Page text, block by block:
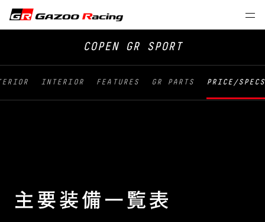
COPEN GR SPORT
INTERIOR FEATURES GR PARTS PRICE/SPECS
主要装備一覧表